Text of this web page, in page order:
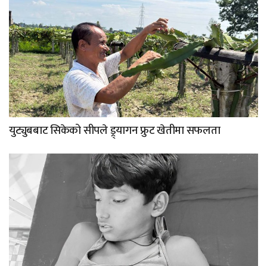
युट्युबबाट सिकेको सीपले ड्र्यागन फ्रुट खेतीमा सफलता